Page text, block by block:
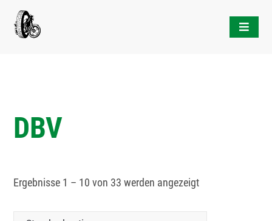
DBV
Ergebnisse 1 – 10 von 33 werden angezeigt